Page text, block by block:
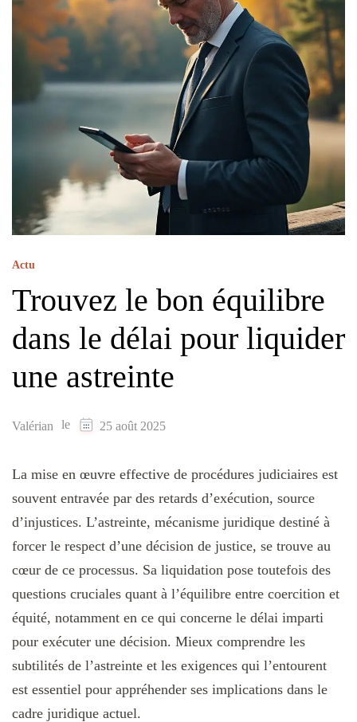
Actu
Trouvez le bon équilibre
dans le délai pour liquider
une astreinte
Valérian le 25 août 2025
La mise en œuvre effective de procédures judiciaires est
souvent entravée par des retards d’exécution, source
d’injustices. L’astreinte, mécanisme juridique destiné à
forcer le respect d’une décision de justice, se trouve au
cœur de ce processus. Sa liquidation pose toutefois des
questions cruciales quant à l’équilibre entre coercition et
équité, notamment en ce qui concerne le délai imparti
pour exécuter une décision. Mieux comprendre les
subtilités de l’astreinte et les exigences qui l’entourent
est essentiel pour appréhender ses implications dans le
cadre juridique actuel.